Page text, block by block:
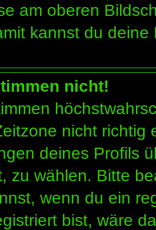
am oberen
kannst du
nicht!
nicht richtig
deines Profils
zu wählen. Bitte
wenn du ein
bist, wäre